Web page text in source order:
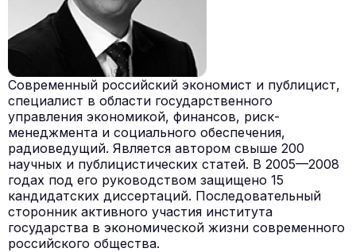
Cовременный российский экономист и публицист,
специалист в области государственного
управления экономикой, финансов, риск-
менеджмента и социального обеспечения,
радиоведущий. Является автором свыше 200
научных и публицистических статей. В 2005—2008
годах под его руководством защищено 15
кандидатских диссертаций. Последовательный
сторонник активного участия института
государства в экономической жизни современного
российского общества.